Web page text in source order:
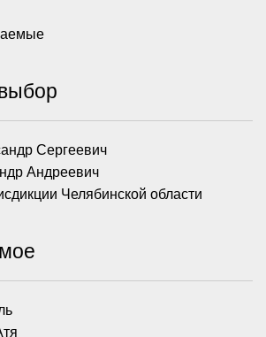
Сергеевич
Андреевич
Челябинской области